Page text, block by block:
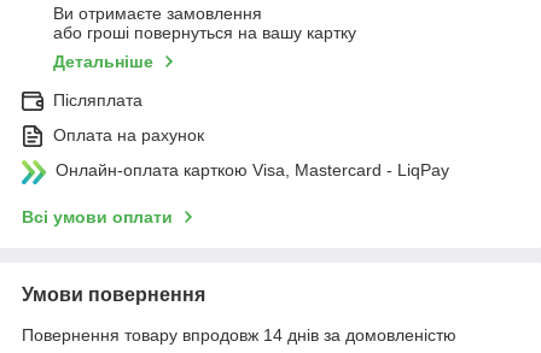
Ви отримаєте замовлення
або гроші повернуться на вашу картку
Детальніше
Післяплата
Оплата на рахунок
Онлайн-оплата карткою Visa, Mastercard - LiqPay
Всі умови оплати
Умови повернення
Повернення товару впродовж 14 днів за домовленістю